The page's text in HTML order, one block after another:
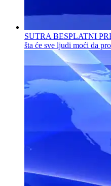
SUTRA BESPLATNI
šta će sve ljudi moći da